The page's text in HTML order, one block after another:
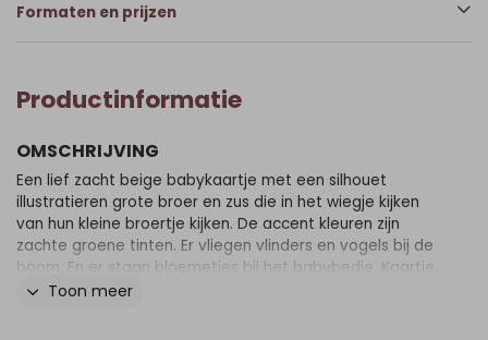
Formaten en prijzen
Productinformatie
OMSCHRIJVING
Een lief zacht beige babykaartje met een silhouet
illustratieren grote broer en zus die in het wiegje kijken
van hun kleine broertje kijken. De accent kleuren zijn
zachte groene tinten. Er vliegen vlinders en vogels bij de
boom. En er staan bloemetjes bij het babybedje. Kaartje
Micha kan je eenvoudig zelf aanpassen in onze editor!
Toon meer